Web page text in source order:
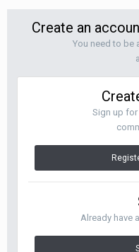
Create an
You need to be
Sign up
Already have